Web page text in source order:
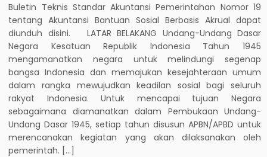
Buletin Teknis Standar Akuntansi Pemerintahan Nomor 19
tentang Akuntansi Bantuan Sosial Berbasis Akrual dapat
diunduh disini. LATAR BELAKANG Undang-Undang Dasar
Negara Kesatuan Republik Indonesia Tahun 1945
mengamanatkan negara untuk melindungi segenap
bangsa Indonesia dan memajukan kesejahteraan umum
dalam rangka mewujudkan keadilan sosial bagi seluruh
rakyat Indonesia. Untuk mencapai tujuan Negara
sebagaimana diamanatkan dalam Pembukaan Undang-
Undang Dasar 1945, setiap tahun disusun APBN/APBD untuk
merencanakan kegiatan yang akan dilaksanakan oleh
pemerintah. […]